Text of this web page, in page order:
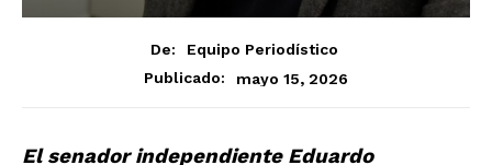
De:
Equipo Periodístico
Publicado:
mayo 15, 2026
El senador independiente Eduardo